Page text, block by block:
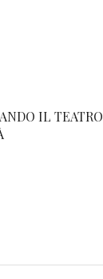
IL TEATRO